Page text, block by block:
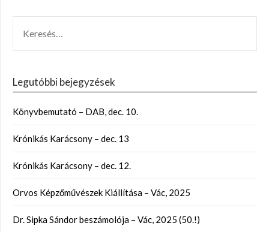
Legutóbbi bejegyzések
Könyvbemutató – DAB, dec. 10.
Krónikás Karácsony – dec. 13
Krónikás Karácsony – dec. 12.
Orvos Képzőművészek Kiállítása – Vác, 2025
Dr. Sipka Sándor beszámolója – Vác, 2025 (50.!)